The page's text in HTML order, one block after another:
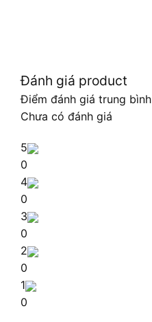
Đánh giá product
Điểm đánh giá trung bình
Chưa có đánh giá
5
0
4
0
3
0
2
0
1
0